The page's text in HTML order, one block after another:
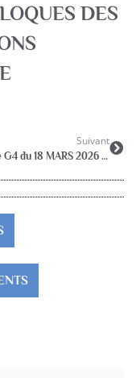
DES
Suivant
Audience G4 du 18 MARS 2026 auprès du DGRH